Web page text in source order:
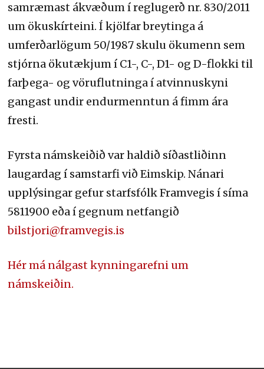
samræmast ákvæðum í reglugerð nr. 830/2011
um ökuskírteini. Í kjölfar breytinga á
umferðarlögum 50/1987 skulu ökumenn sem
stjórna ökutækjum í C1-, C-, D1- og D-flokki til
farþega- og vöruflutninga í atvinnuskyni
gangast undir endurmenntun á fimm ára
fresti.
Fyrsta námskeiðið var haldið síðastliðinn
laugardag í samstarfi við Eimskip. Nánari
upplýsingar gefur starfsfólk Framvegis í síma
5811900 eða í gegnum netfangið
bilstjori@framvegis.is
Hér má nálgast kynningarefni um
námskeiðin.